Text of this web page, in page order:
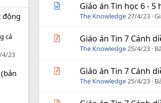
động
cả
4/23
Giáo án Tin học 6 -
The Knowledge27/4/23
Giáo án Tin 7 Cánh
The Knowledge25/4/23
Giáo án Tin 7 Cánh
The Knowledge25/4/23